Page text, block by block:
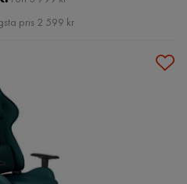
Prispris 2 599 kr